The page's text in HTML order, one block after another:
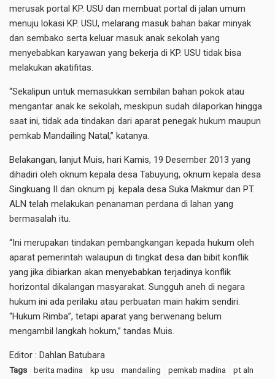
merusak portal KP. USU dan membuat portal di jalan umum
menuju lokasi KP. USU, melarang masuk bahan bakar minyak
dan sembako serta keluar masuk anak sekolah yang
menyebabkan karyawan yang bekerja di KP. USU tidak bisa
melakukan akatifitas.
“Sekalipun untuk memasukkan sembilan bahan pokok atau
mengantar anak ke sekolah, meskipun sudah dilaporkan hingga
saat ini, tidak ada tindakan dari aparat penegak hukum maupun
pemkab Mandailing Natal,” katanya.
Belakangan, lanjut Muis, hari Kamis, 19 Desember 2013 yang
dihadiri oleh oknum kepala desa Tabuyung, oknum kepala desa
Singkuang II dan oknum pj. kepala desa Suka Makmur dan PT.
ALN telah melakukan penanaman perdana di lahan yang
bermasalah itu.
“Ini merupakan tindakan pembangkangan kepada hukum oleh
aparat pemerintah walaupun di tingkat desa dan bibit konflik
yang jika dibiarkan akan menyebabkan terjadinya konflik
horizontal dikalangan masyarakat. Sungguh aneh di negara
hukum ini ada perilaku atau perbuatan main hakim sendiri.
“Hukum Rimba”, tetapi aparat yang berwenang belum
mengambil langkah hokum,” tandas Muis.
Editor : Dahlan Batubara
Tags berita madina kp usu mandailing pemkab madina pt aln